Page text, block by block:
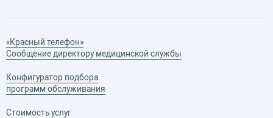
«Красный телефон»
Сообщение директору медицинской службы
Конфигуратор подбора
программ обслуживания
Стоимость услуг